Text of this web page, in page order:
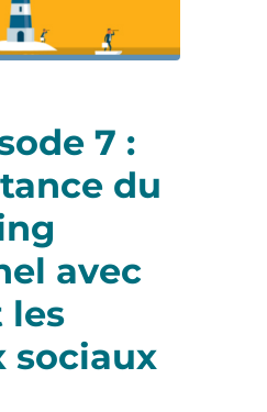
7 :
du
avec
les
sociaux